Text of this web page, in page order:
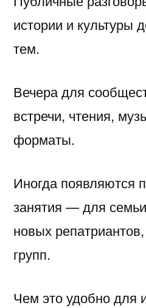
истории и культуры
тем.
Вечера для
встречи, чтения,
форматы.
Иногда появляются
занятия — для
новых
групп.
Чем это удобно для